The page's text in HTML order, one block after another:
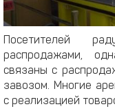
Посетителей
распродажами,
связаны с
завозом. Многие
с реализацией